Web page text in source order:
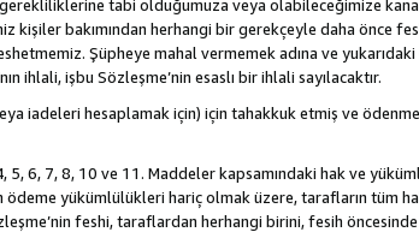
tabi olduğumuza veya olabileceğimize
bakımından herhangi bir gerekçeyle daha önce
Şüpheye mahal vermemek adına ve yukarıdaki
ihlali, işbu Sözleşme’nin esaslı bir ihlali sayılacaktır.
iadeleri hesaplamak için) için tahakkuk etmiş ve
6, 7, 8, 10 ve 11. Maddeler kapsamındaki hak ve
yükümlülükleri hariç olmak üzere, tarafların tüm
feshi, taraflardan herhangi birini, fesih